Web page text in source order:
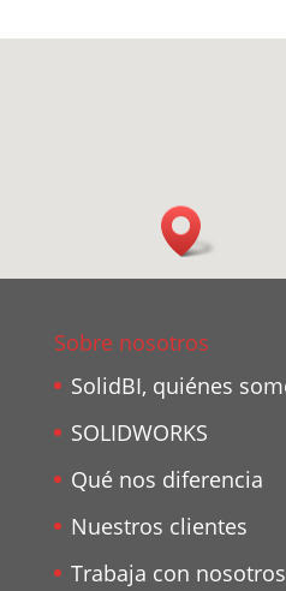
Sobre nosotros
SolidBI, quiénes
SOLIDWORKS
Qué nos diferencia
Nuestros clientes
Trabaja con nosotros